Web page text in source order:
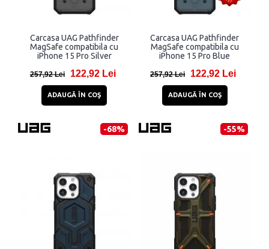
Carcasa UAG Pathfinder
MagSafe compatibila cu
iPhone 15 Pro Silver
257,92 Lei 122,92 Lei
ADAUGĂ ÎN COŞ
Carcasa UAG Pathfinder
MagSafe compatibila cu
iPhone 15 Pro Blue
257,92 Lei 122,92 Lei
ADAUGĂ ÎN COŞ
-68% -55%